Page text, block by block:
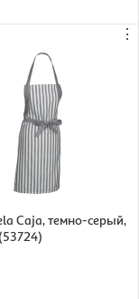
⋮
Caja, темно-серый,